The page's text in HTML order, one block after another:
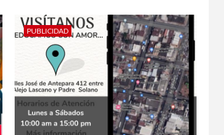
PUBLICIDAD